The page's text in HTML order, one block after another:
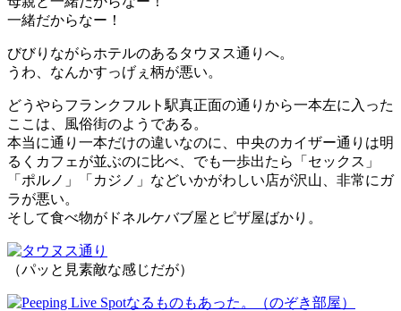
一緒だからなー！
びびりながらホテルのあるタウヌス通りへ。
うわ、なんかすっげぇ柄が悪い。
どうやらフランクフルト駅真正面の通りから一本左に入った
ここは、風俗街のようである。
本当に通り一本だけの違いなのに、中央のカイザー通りは明
るくカフェが並ぶのに比べ、でも一歩出たら「セックス」
「ポルノ」「カジノ」などいかがわしい店が沢山、非常にガ
ラが悪い。
そして食べ物がドネルケバブ屋とピザ屋ばかり。
（パッと見素敵な感じだが）